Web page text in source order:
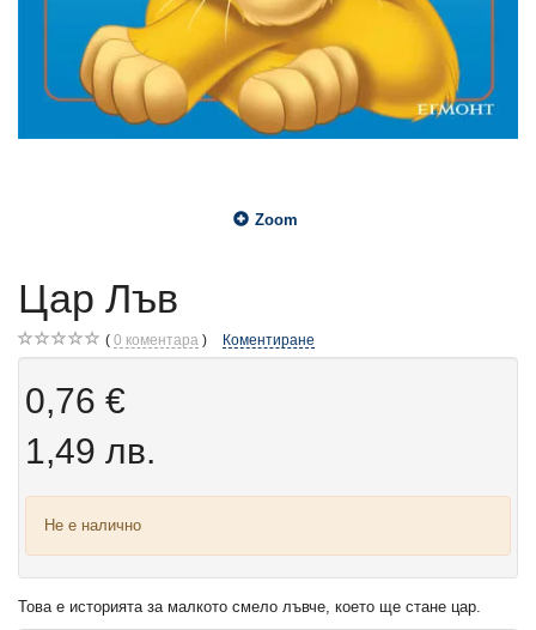
Zoom
Цар Лъв
0 коментара Коментиране
0,76 €
1,49 лв.
Не е налично
Това е историята за малкото смело лъвче, което ще стане цар.